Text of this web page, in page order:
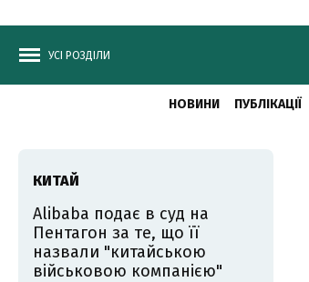
УСІ РОЗДІЛИ
НОВИНИ ПУБЛІКАЦІЇ
КИТАЙ
Alibaba подає в суд на
Пентагон за те, що її
назвали "китайською
військовою компанією"